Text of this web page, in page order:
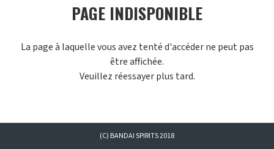
PAGE INDISPONIBLE
La page à laquelle vous avez tenté d'accéder ne peut pas
être affichée.
Veuillez réessayer plus tard.
(C) BANDAI SPIRITS 2018